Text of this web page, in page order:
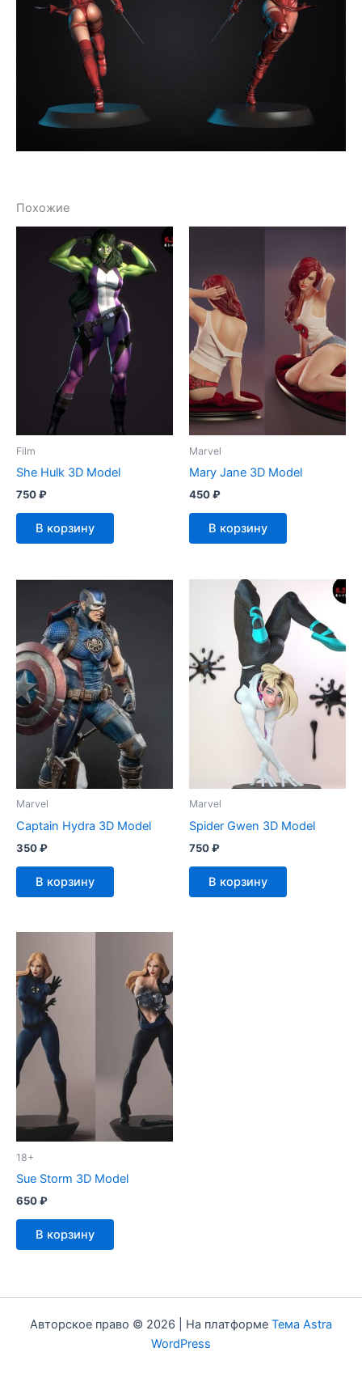
Похожие
Film
She Hulk 3D Model
750₽
В корзину
Marvel
Mary Jane 3D Model
450₽
В корзину
Marvel
Captain Hydra 3D Model
350₽
В корзину
Marvel
Spider Gwen 3D Model
750₽
В корзину
18+
Sue Storm 3D Model
650₽
В корзину
Авторское право © 2026 | На платформе Тема Astra
WordPress